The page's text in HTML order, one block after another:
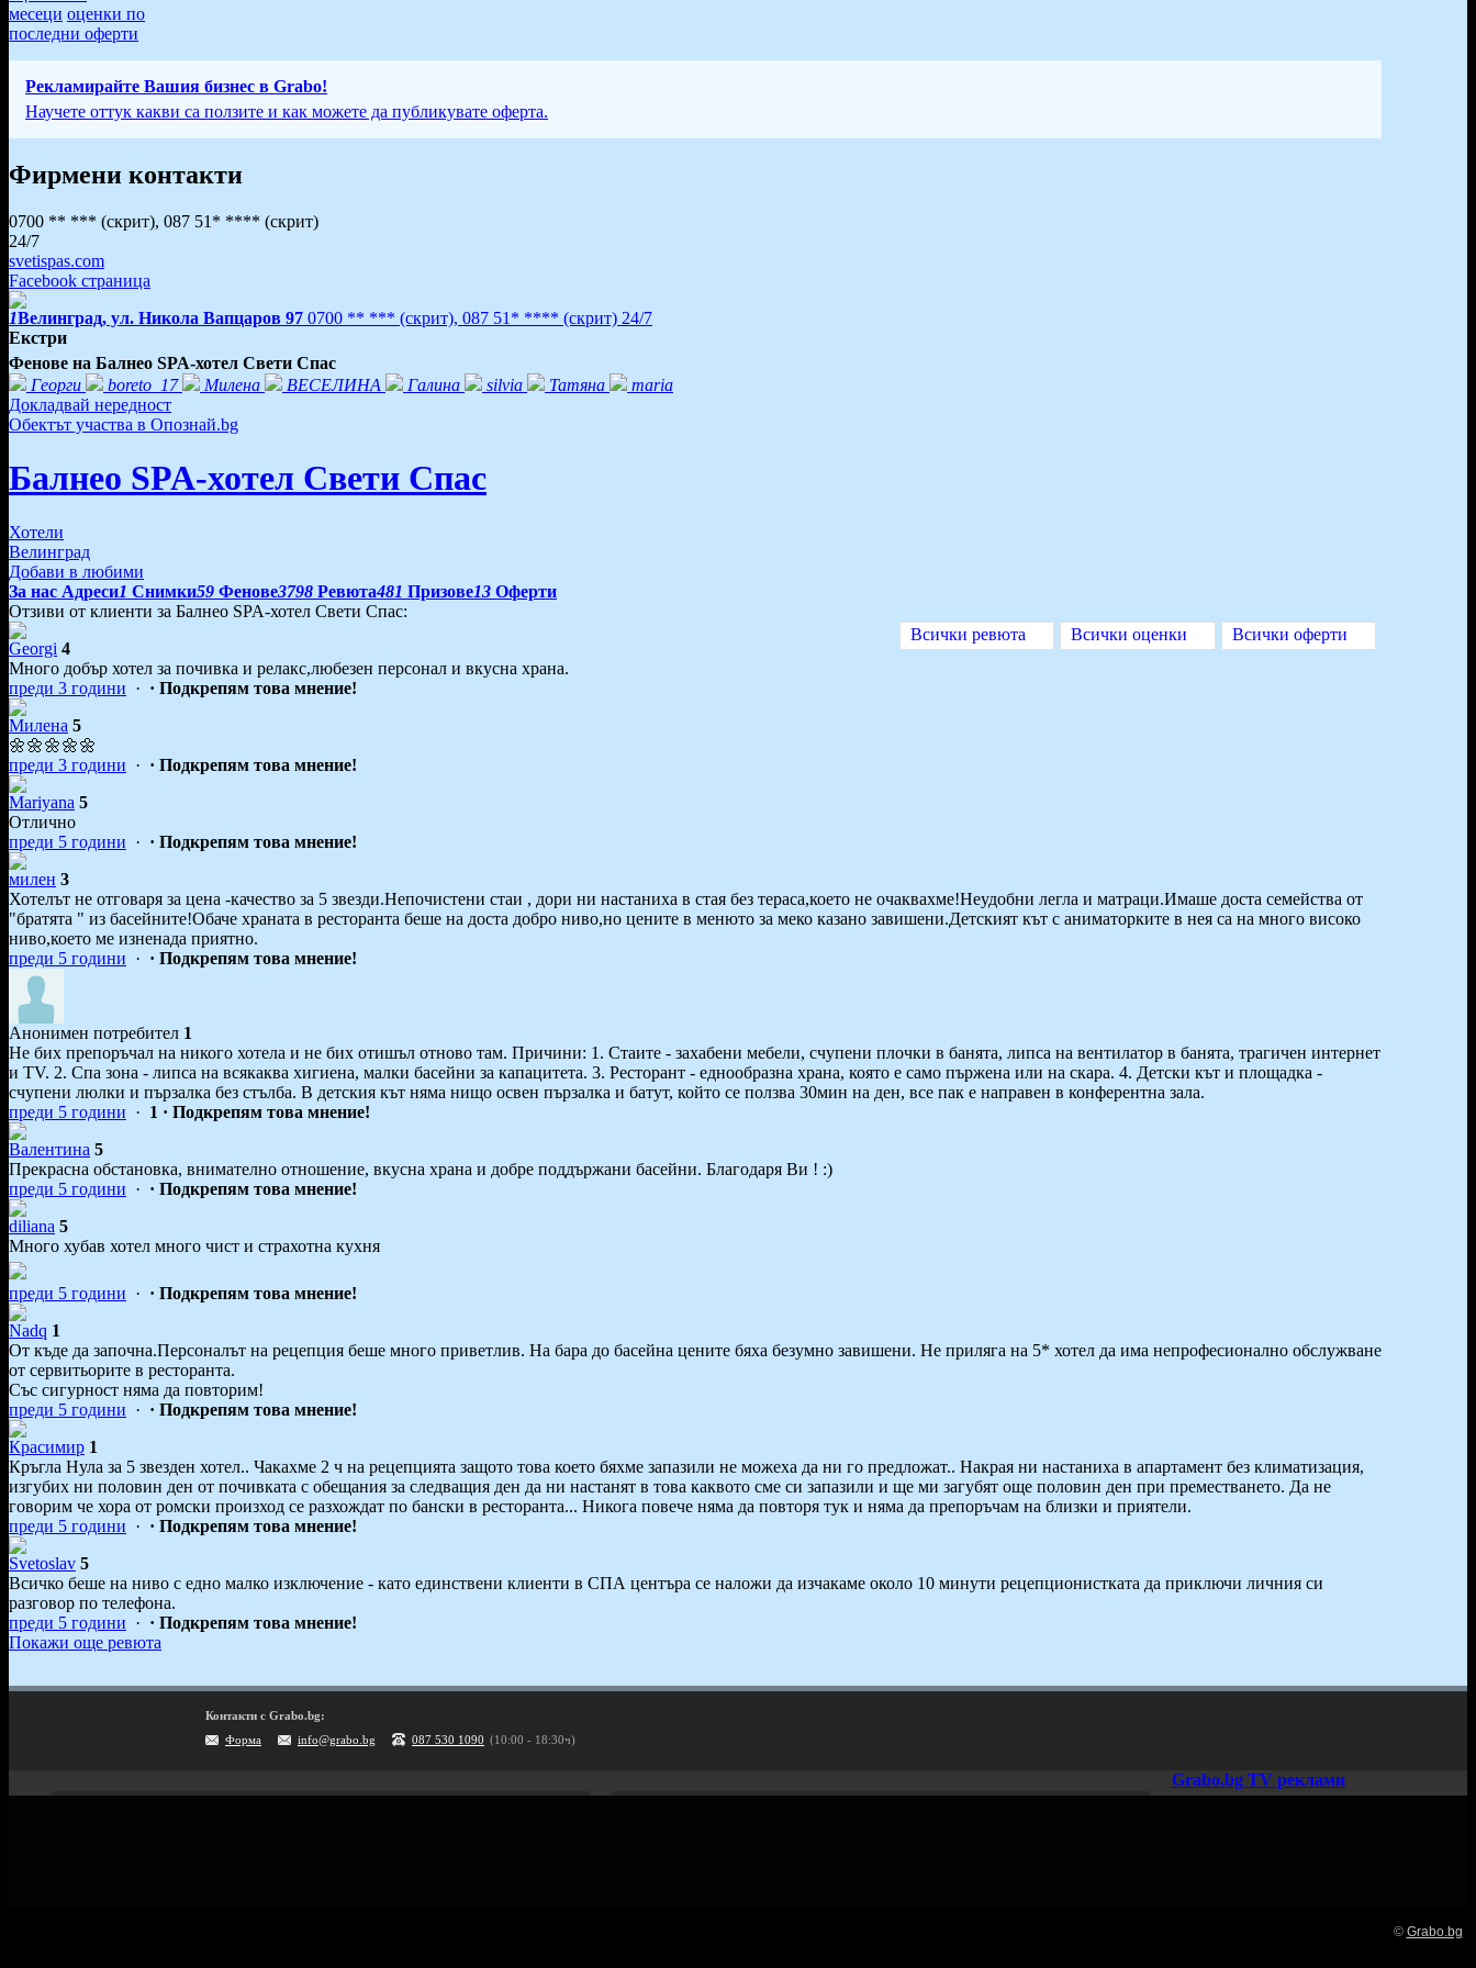
месеци оценки по
последни оферти
Рекламирайте Вашия бизнес в Grabo!
Научете оттук какви са ползите и как можете да публикувате оферта.
Фирмени контакти
0700 ** *** (скрит), 087 51* **** (скрит)
24/7
svetispas.com
Facebook страница
1Велинград, ул. Никола Вапцаров 97 0700 ** *** (скрит), 087 51* **** (скрит) 24/7
Екстри
Фенове на Балнео SPA-хотел Свети Спас
Георги
boreto_17 Милена ВЕСЕЛИНА Галина silvia Татяна
maria
Докладвай нередност
Обектът участва в Опознай.bg
Балнео SPA-хотел Свети Спас
Хотели
Велинград
Добави в любими
За нас Адреси1 Снимки59 Фенове3798 Ревюта481 Призове13 Оферти
Отзиви от клиенти за Балнео SPA-хотел Свети Спас:
Всички оферти
Всички оценки
Всички ревюта
Georgi 4
Много добър хотел за почивка и релакс,любезен персонал и вкусна храна.
преди 3 години · · Подкрепям това мнение!
Милена 5
🌼🌼🌼🌼🌼
преди 3 години · · Подкрепям това мнение!
Mariyana 5
Отлично
преди 5 години · · Подкрепям това мнение!
милен 3
Хотелът не отговаря за цена -качество за 5 звезди.Непочистени стаи , дори ни настаниха в стая без тераса,което не очаквахме!Неудобни легла и матраци.Имаше доста семейства от
"братята " из басейните!Обаче храната в ресторанта беше на доста добро ниво,но цените в менюто за меко казано завишени.Детският кът с аниматорките в нея са на много високо
ниво,което ме изненада приятно.
преди 5 години · · Подкрепям това мнение!
Анонимен потребител 1
Не бих препоръчал на никого хотела и не бих отишъл отново там. Причини: 1. Стаите - захабени мебели, счупени плочки в банята, липса на вентилатор в банята, трагичен интернет
и TV. 2. Спа зона - липса на всякаква хигиена, малки басейни за капацитета. 3. Ресторант - еднообразна храна, която е само пържена или на скара. 4. Детски кът и площадка -
счупени люлки и пързалка без стълба. В детския кът няма нищо освен пързалка и батут, който се ползва 30мин на ден, все пак е направен в конферентна зала.
преди 5 години · 1 · Подкрепям това мнение!
Валентина 5
Прекрасна обстановка, внимателно отношение, вкусна храна и добре поддържани басейни. Благодаря Ви ! :)
преди 5 години · · Подкрепям това мнение!
diliana 5
Много хубав хотел много чист и страхотна кухня
преди 5 години · · Подкрепям това мнение!
Nadq 1
От къде да започна.Персоналът на рецепция беше много приветлив. На бара до басейна цените бяха безумно завишени. Не приляга на 5* хотел да има непрофесионално обслужване
от сервитьорите в ресторанта.
Със сигурност няма да повторим!
преди 5 години · · Подкрепям това мнение!
Красимир 1
Кръгла Нула за 5 звезден хотел.. Чакахме 2 ч на рецепцията защото това което бяхме запазили не можеха да ни го предложат.. Накрая ни настаниха в апартамент без климатизация,
изгубих ни половин ден от почивката с обещания за следващия ден да ни настанят в това каквото сме си запазили и ще ми загубят още половин ден при преместването. Да не
говорим че хора от ромски произход се разхождат по бански в ресторанта... Никога повече няма да повторя тук и няма да препоръчам на близки и приятели.
преди 5 години · · Подкрепям това мнение!
Svetoslav 5
Всичко беше на ниво с едно малко изключение - като единствени клиенти в СПА центъра се наложи да изчакаме около 10 минути рецепционистката да приключи личния си
разговор по телефона.
преди 5 години · · Подкрепям това мнение!
Покажи още ревюта
Контакти с Grabo.bg:
Форма
info@grabo.bg 087 530 1090 (10:00 - 18:30ч)
Grabo.bg TV реклами
© Grabo.bg